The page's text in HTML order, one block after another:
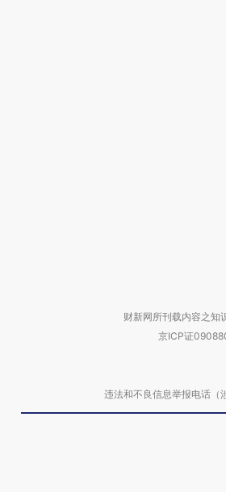
财新网所刊载内容之知
京ICP证
违法和不良信息举报电话